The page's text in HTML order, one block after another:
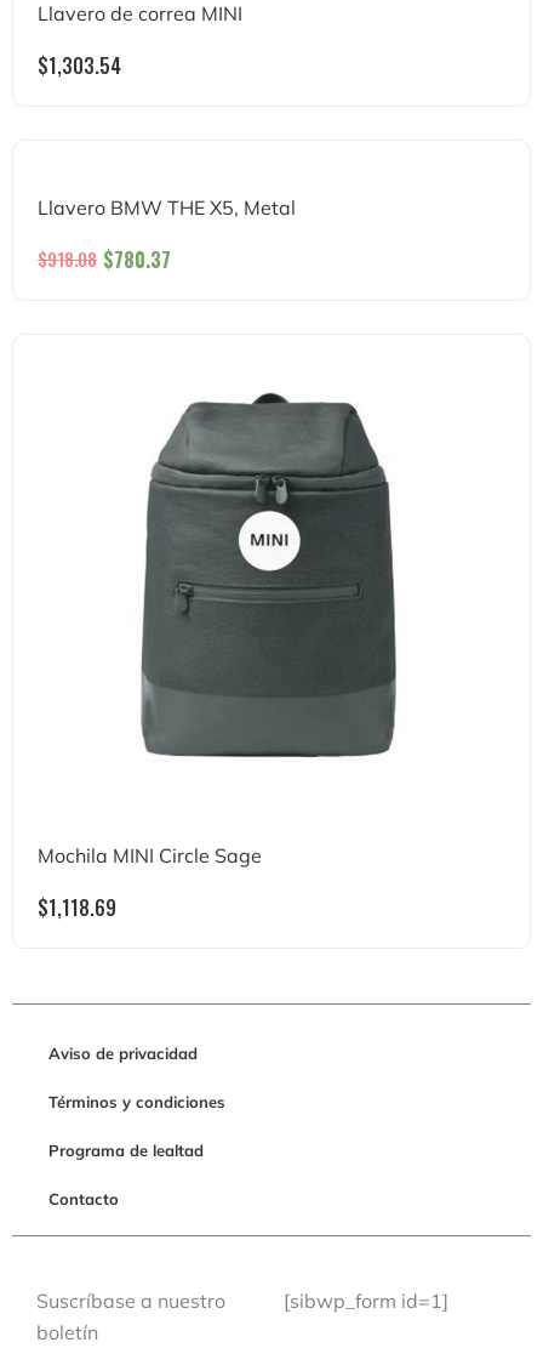
Llavero de correa MINI
$1,303.54
Llavero BMW THE X5, Metal
$918.08 $780.37
Mochila MINI Circle Sage
$1,118.69
Aviso de privacidad
Términos y condiciones
Programa de lealtad
Contacto
Suscríbase a nuestro
boletín
[sibwp_form id=1]